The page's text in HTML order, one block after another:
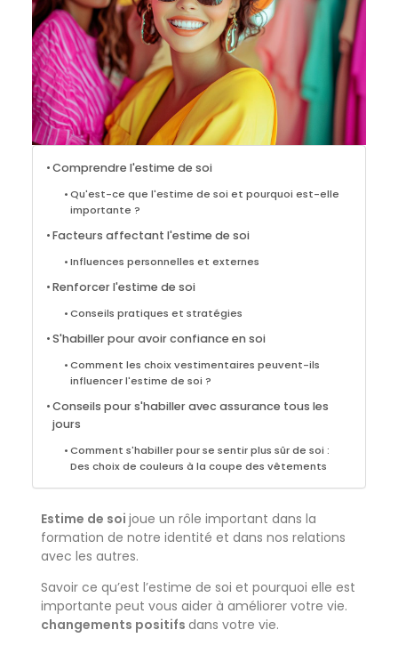
Comprendre l'estime de soi
Qu'est-ce que l'estime de soi et pourquoi est-elle
importante ?
Facteurs affectant l'estime de soi
Influences personnelles et externes
Renforcer l'estime de soi
Conseils pratiques et stratégies
S'habiller pour avoir confiance en soi
Comment les choix vestimentaires peuvent-ils
influencer l'estime de soi ?
Conseils pour s'habiller avec assurance tous les
jours
Comment s'habiller pour se sentir plus sûr de soi :
Des choix de couleurs à la coupe des vêtements
Estime de soi joue un rôle important dans la
formation de notre identité et dans nos relations
avec les autres.
Savoir ce qu’est l’estime de soi et pourquoi elle est
importante peut vous aider à améliorer votre vie.
changements positifs dans votre vie.